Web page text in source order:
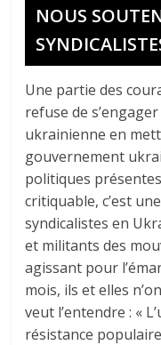
NOUS
Une partie des
refuse de
ukrainienne en
gouvernement
politiques
critiquable, c’est
syndicalistes en
et militants des
agissant pour
mois, ils et elles
veut l’entendre : «
résistance